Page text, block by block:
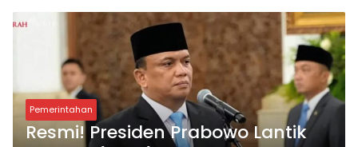
Pemerintahan
Resmi! Presiden Prabowo Lantik